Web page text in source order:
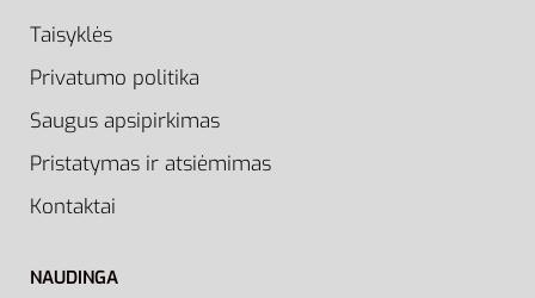
Taisyklės
Privatumo politika
Saugus apsipirkimas
Pristatymas ir atsiėmimas
Kontaktai
NAUDINGA